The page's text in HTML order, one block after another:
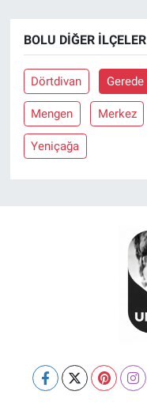
BOLU DIĞER İLÇELER
Dörtdivan Gerede
Mengen Merkez
Yeniçağa